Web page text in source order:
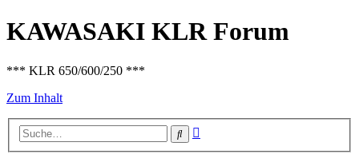
KAWASAKI KLR Forum
*** KLR 650/600/250 ***
Zum Inhalt
Suche